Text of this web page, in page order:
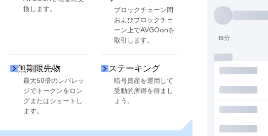
換します。
ブロックチェーン間
およびブロックチェ
ーン上でAVGOonを
取引します。
無期限先物
最大50倍のレバレッ
ジでトークンをロン
グまたはショートし
ます。
ステーキング
暗号資産を運用して
受動的所得を得まし
ょう。
15分